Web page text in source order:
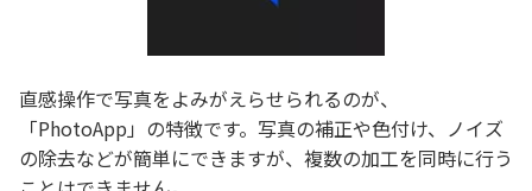
直感操作で写真をよみがえらせられるのが、
「PhotoApp」の特徴です。写真の補正や色付け、ノイズ
の除去などが簡単にできますが、複数の加工を同時に行う